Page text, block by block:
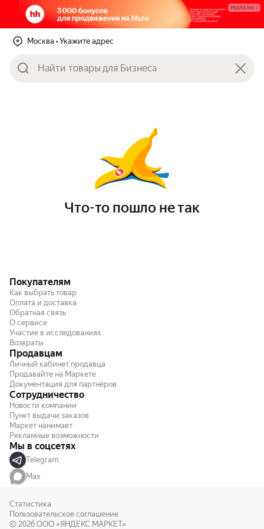
РЕКЛАМА
Москва • Укажите адрес
Что-то пошло не так
Покупателям
Как выбрать товар
Оплата и доставка
Обратная связь
О сервисе
Участие в исследованиях
Возвраты
Продавцам
Личный кабинет продавца
Продавайте на Маркете
Документация для партнёров
Сотрудничество
Новости компании
Пункт выдачи заказов
Маркет нанимает
Рекламные возможности
Мы в соцсетях
Telegram
Max
Статистика
Пользовательское соглашение
© 2026 ООО «ЯНДЕКС МАРКЕТ»